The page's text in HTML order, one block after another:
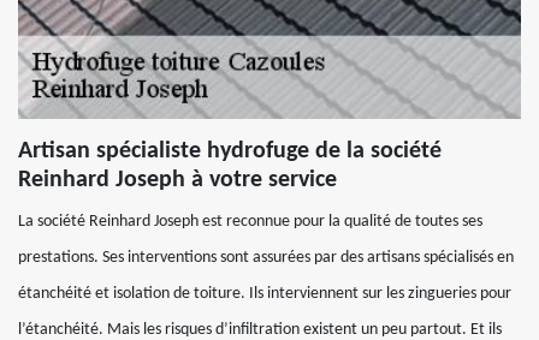
Artisan spécialiste hydrofuge de la société
Reinhard Joseph à votre service
La société Reinhard Joseph est reconnue pour la qualité de toutes ses
prestations. Ses interventions sont assurées par des artisans spécialisés en
étanchéité et isolation de toiture. Ils interviennent sur les zingueries pour
l’étanchéité. Mais les risques d’infiltration existent un peu partout. Et ils